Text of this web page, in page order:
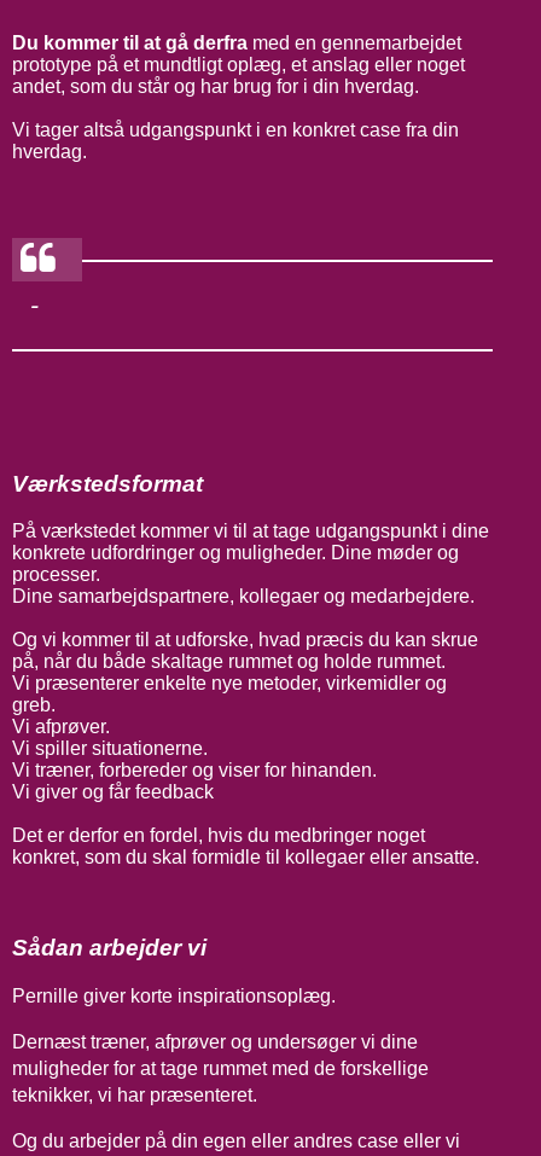
Du kommer til at gå derfra med en gennemarbejdet
prototype på et mundtligt oplæg, et anslag eller noget
andet, som du står og har brug for i din hverdag.
Vi tager altså udgangspunkt i en konkret case fra din
hverdag.
-
Værkstedsformat
På værkstedet kommer vi til at tage udgangspunkt i dine
konkrete udfordringer og muligheder. Dine møder og
processer.
Dine samarbejdspartnere, kollegaer og medarbejdere.
Og vi kommer til at udforske, hvad præcis du kan skrue
på, når du både skaltage rummet og holde rummet.
Vi præsenterer enkelte nye metoder, virkemidler og
greb.
Vi afprøver.
Vi spiller situationerne.
Vi træner, forbereder og viser for hinanden.
Vi giver og får feedback
Det er derfor en fordel, hvis du medbringer noget
konkret, som du skal formidle til kollegaer eller ansatte.
Sådan arbejder vi
Pernille giver korte inspirationsoplæg.
Dernæst træner, afprøver og undersøger vi dine
muligheder for at tage rummet med de forskellige
teknikker, vi har præsenteret.
Og du arbejder på din egen eller andres case eller vi